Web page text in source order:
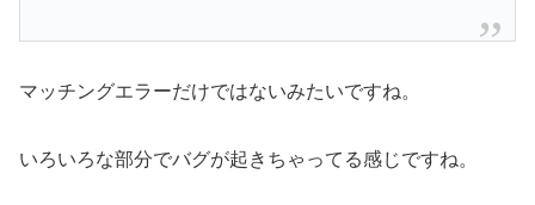
マッチングエラーだけではないみたいですね。
いろいろな部分でバグが起きちゃってる感じですね。